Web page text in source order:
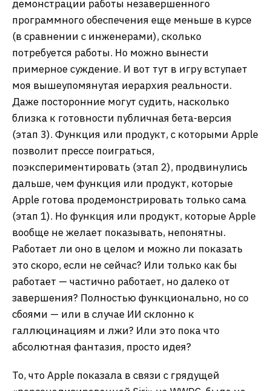
демонстрации работы незавершенного
программного обеспечения еще меньше в курсе
(в сравнении с инженерами), сколько
потребуется работы. Но можно вынести
примерное суждение. И вот тут в игру вступает
моя вышеупомянутая иерархия реальности.
Даже посторонние могут судить, насколько
близка к готовности публичная бета-версия
(этап 3). Функция или продукт, с которыми Apple
позволит прессе поиграться,
поэкспериментировать (этап 2), продвинулись
дальше, чем функция или продукт, которые
Apple готова продемонстрировать только сама
(этап 1). Но функция или продукт, которые Apple
вообще не желает показывать, непонятны.
Работает ли оно в целом и можно ли показать
это скоро, если не сейчас? Или только как бы
работает — частично работает, но далеко от
завершения? Полностью функционально, но со
сбоями — или в случае ИИ склонно к
галлюцинациям и лжи? Или это пока что
абсолютная фантазия, просто идея?
То, что Apple показала в связи с грядущей